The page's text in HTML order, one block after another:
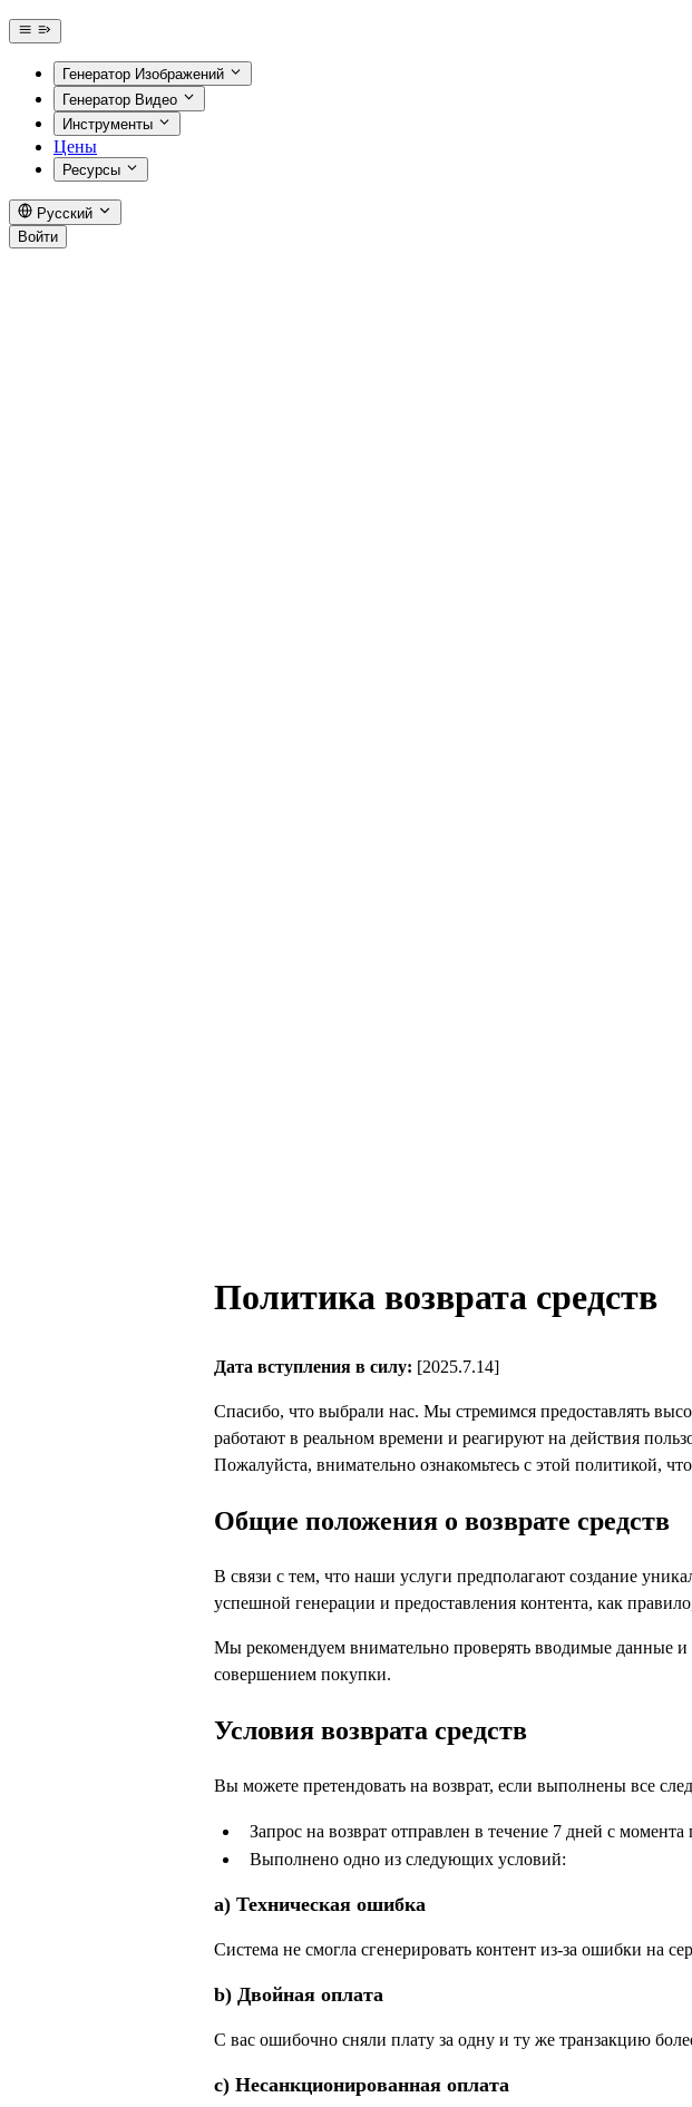
Генератор Изображений
Генератор Видео
Инструменты
Цены
Ресурсы
Русский
Войти
Политика возврата средств
Дата вступления в силу: [2025.7.14]
Спасибо, что выбрали нас. Мы стремимся предоставлять
работают в реальном времени и реагируют на действия
Пожалуйста, внимательно ознакомьтесь с этой политикой,
Общие положения о возврате средств
В связи с тем, что наши услуги предполагают создание
успешной генерации и предоставления контента, как
Мы рекомендуем внимательно проверять вводимые данные
совершением покупки.
Условия возврата средств
Вы можете претендовать на возврат, если выполнены все
Запрос на возврат отправлен в течение 7 дней с момента
Выполнено одно из следующих условий:
a) Техническая ошибка
Система не смогла сгенерировать контент из-за ошибки на
b) Двойная оплата
С вас ошибочно сняли плату за одну и ту же транзакцию
c) Несанкционированная оплата